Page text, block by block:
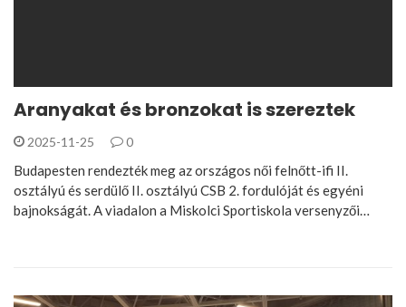
Aranyakat és bronzokat is szereztek
2025-11-25 0
Budapesten rendezték meg az országos női felnőtt-ifi II.
osztályú és serdülő II. osztályú CSB 2. fordulóját és egyéni
bajnokságát. A viadalon a Miskolci Sportiskola versenyzői…